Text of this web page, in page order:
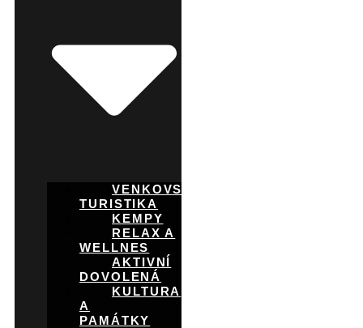
VENKOVSKÁ
TURISTIKA
KEMPY
RELAX A
WELLNES
AKTIVNÍ
DOVOLENÁ
KULTURA
A
PAMÁTKY